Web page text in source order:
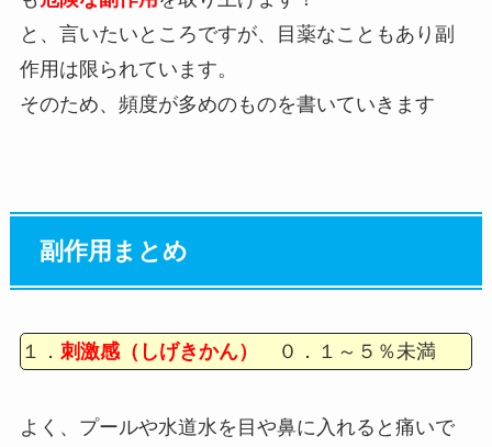
と、言いたいところですが、目薬なこともあり副
作用は限られています。
そのため、頻度が多めのものを書いていきます
副作用まとめ
１． 刺激感（しげきかん） ０．１～５％未満
よく、プールや水道水を目や鼻に入れると痛いで